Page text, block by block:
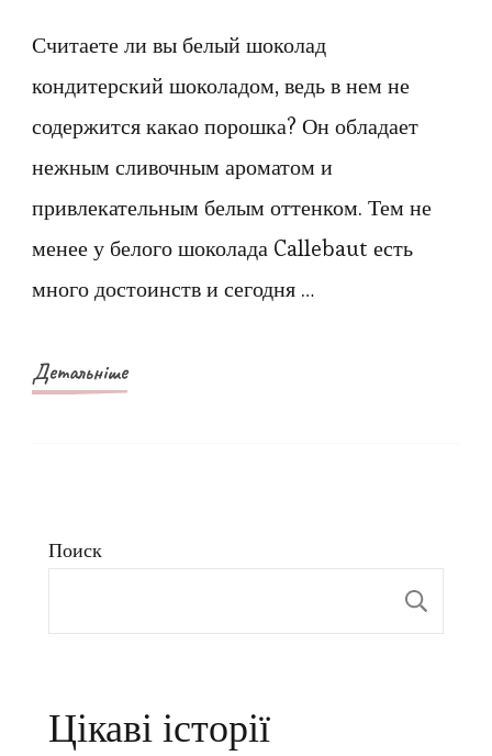
Белый
торта:
незаменимый
друг
кондитера
Считаете ли вы белый шоколад
кондитерский шоколадом, ведь в нем не
содержится какао порошка? Он обладает
нежным сливочным ароматом и
привлекательным белым оттенком. Тем не
менее у белого шоколада Callebaut есть
много достоинств и сегодня …
Детальніше
Поиск
Цікаві історії